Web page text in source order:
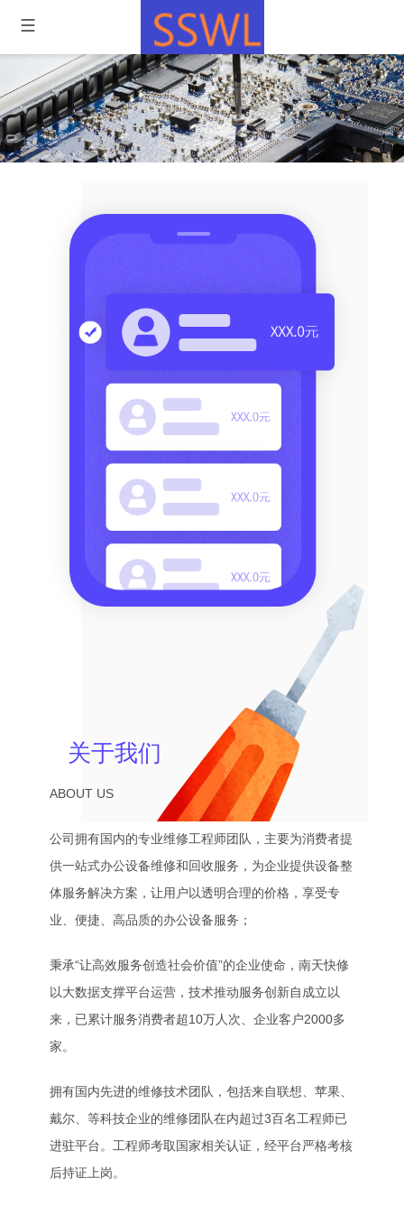
关于我们
ABOUT US
公司拥有国内的专业维修工程师团队，主要为消费者提
供一站式办公设备维修和回收服务，为企业提供设备整
体服务解决方案，让用户以透明合理的价格，享受专
业、便捷、高品质的办公设备服务；
秉承“让高效服务创造社会价值”的企业使命，南天快修
以大数据支撑平台运营，技术推动服务创新自成立以
来，已累计服务消费者超10万人次、企业客户2000多
家。
拥有国内先进的维修技术团队，包括来自联想、苹果、
戴尔、等科技企业的维修团队在内超过3百名工程师已
进驻平台。工程师考取国家相关认证，经平台严格考核
后持证上岗。